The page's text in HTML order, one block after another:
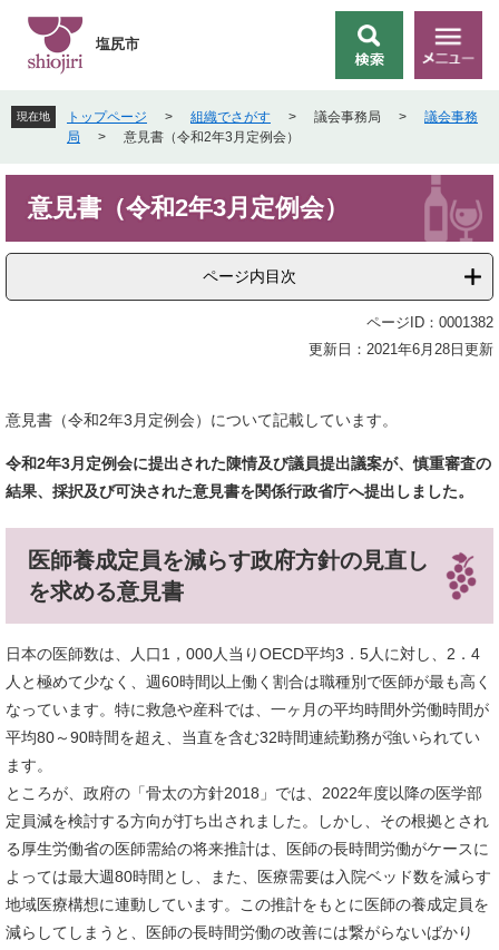
先
頭
す
を
飛
し
文
索
メ
ニ
ー
塩尻市
現在地 トップページ > 組織でさがす > 議会事務局 >
議会事務
局
> 意見書（令和2年3月定例会）
意見書（令和2年3月定例会）
ページ内目次
ページID：0001382
更新日：2021年6月28日更新
意見書（令和2年3月定例会）について記載しています。
令和2年3月定例会に提出された陳情及び議員提出議案が、慎重審査の
結果、採択及び可決された意見書を関係行政省庁へ提出しました。
医師養成定員を減らす政府方針の見直し
を求める意見書
日本の医師数は、人口1，000人当りOECD平均3．5人に対し、2．4
人と極めて少なく、週60時間以上働く割合は職種別で医師が最も高く
なっています。特に救急や産科では、一ヶ月の平均時間外労働時間が
平均80～90時間を超え、当直を含む32時間連続勤務が強いられてい
ます。
ところが、政府の「骨太の方針2018」では、2022年度以降の医学部
定員減を検討する方向が打ち出されました。しかし、その根拠とされ
る厚生労働省の医師需給の将来推計は、医師の長時間労働がケースに
よっては最大週80時間とし、また、医療需要は入院ベッド数を減らす
地域医療構想に連動しています。この推計をもとに医師の養成定員を
減らしてしまうと、医師の長時間労働の改善には繋がらないばかり